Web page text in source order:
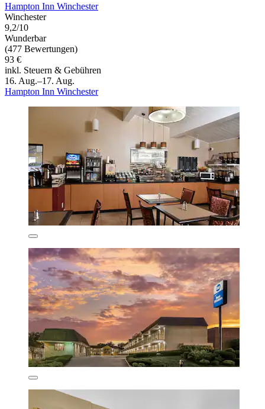
Hampton Inn Winchester
Winchester
9,2/10
Wunderbar
(477 Bewertungen)
93 €
inkl. Steuern & Gebühren
16. Aug.–17. Aug.
Hampton Inn Winchester